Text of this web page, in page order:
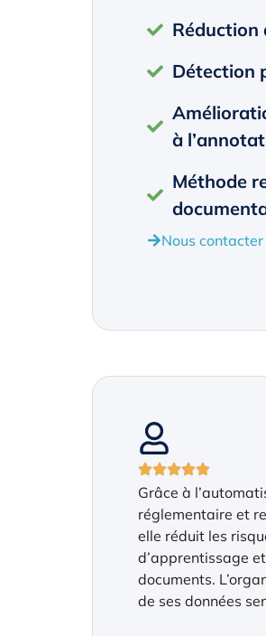
Réduction
Détection
à
Méthode
Nous contacter
Grâce à
réglementaire et
elle réduit les
d’apprentissage
documents.
de ses données